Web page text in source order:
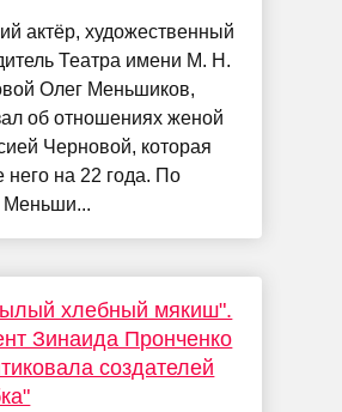
актёр, художественный
Театра имени М. Н.
Олег Меньшиков,
об отношениях женой
Черновой, которая
на 22 года. По
Меньши...
хлебный мякиш".
Зинаида Пронченко
создателей